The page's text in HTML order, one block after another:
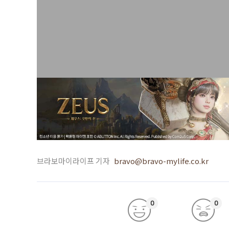
브라보마이라이프 기자 bravo@bravo-mylife.co.kr
0 0